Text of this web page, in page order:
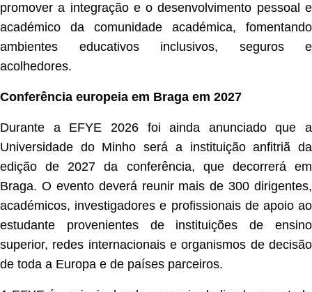
promover a integração e o desenvolvimento pessoal e
académico da comunidade académica, fomentando
ambientes educativos inclusivos, seguros e
acolhedores.
Conferência europeia em Braga em 2027
Durante a EFYE 2026 foi ainda anunciado que a
Universidade do Minho será a instituição anfitriã da
edição de 2027 da conferência, que decorrerá em
Braga. O evento deverá reunir mais de 300 dirigentes,
académicos, investigadores e profissionais de apoio ao
estudante provenientes de instituições de ensino
superior, redes internacionais e organismos de decisão
de toda a Europa e de países parceiros.